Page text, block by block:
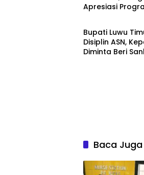
Apresiasi
Daerah
Bupati Luwu
Disiplin ASN,
Diminta Beri
Baca Juga